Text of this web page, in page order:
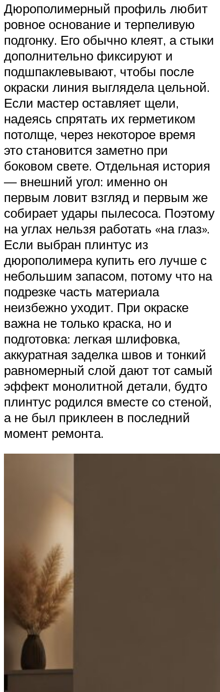
Дюрополимерный профиль любит
ровное основание и терпеливую
подгонку. Его обычно клеят, а стыки
дополнительно фиксируют и
подшпаклевывают, чтобы после
окраски линия выглядела цельной.
Если мастер оставляет щели,
надеясь спрятать их герметиком
потолще, через некоторое время
это становится заметно при
боковом свете. Отдельная история
— внешний угол: именно он
первым ловит взгляд и первым же
собирает удары пылесоса. Поэтому
на углах нельзя работать «на глаз».
Если выбран плинтус из
дюрополимера купить его лучше с
небольшим запасом, потому что на
подрезке часть материала
неизбежно уходит. При окраске
важна не только краска, но и
подготовка: легкая шлифовка,
аккуратная заделка швов и тонкий
равномерный слой дают тот самый
эффект монолитной детали, будто
плинтус родился вместе со стеной,
а не был приклеен в последний
момент ремонта.